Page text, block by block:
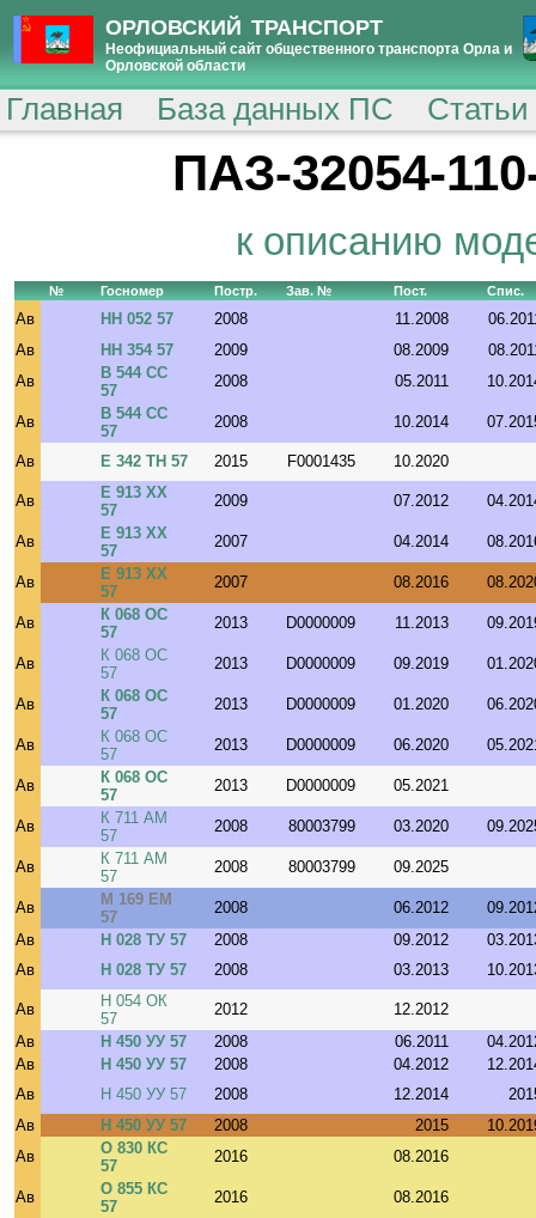
ОРЛОВСКИЙ ТРАНСПОРТ
Неофициальный сайт общественного транспорта Орла и
Орловской области
Главная База данных ПС
ПАЗ-32054-
к описанию
№ Госномер Постр. Зав. № Пост. Спис.
Ав НН 052 57 2008 11.2008
Ав
НН 354 57 2009 08.2009
Ав
В 544 СС
57
2008 05.2011
Ав
В 544 СС
57
2008 10.2014
Ав Е 342 ТН 57 2015 F0001435 10.2020
Ав
Е 913 ХХ
57
2009 07.2012
Ав
Е 913 ХХ
57
2007 04.2014
Ав
Е 913 ХХ
57
2007 08.2016
Ав
К 068 ОС
57
2013 D0000009 11.2013
Ав
К 068 ОС
57
2013 D0000009 09.2019
Ав
К 068 ОС
57
2013 D0000009 01.2020
Ав
К 068 ОС
57
2013 D0000009 06.2020
Ав
К 068 ОС
57
2013 D0000009 05.2021
Ав
К 711 АМ
57
2008 80003799 03.2020
Ав
К 711 АМ
57
2008 80003799 09.2025
Ав
М 169 ЕМ
57
2008 06.2012
Ав
Н 028 ТУ 57 2008 09.2012
Ав
Н 028 ТУ 57 2008 03.2013
Ав
Н 054 ОК
57
2012
12.2012
Ав
Н 450 УУ 57 2008 06.2011
Ав
Н 450 УУ 57 2008 04.2012
Ав
Н 450 УУ 57 2008 12.2014
Ав
Н 450 УУ 57 2008 2015
Ав
О 830 КС
57
2016 08.2016
Ав
О 855 КС
57
2016 08.2016